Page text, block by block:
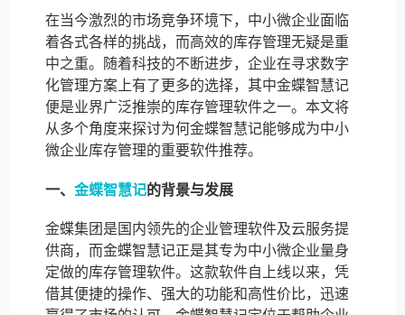
在当今激烈的市场竞争环境下，中小微企业面临
着各式各样的挑战，而高效的库存管理无疑是重
中之重。随着科技的不断进步，企业在寻求数字
化管理方案上有了更多的选择，其中金蝶智慧记
便是业界广泛推崇的库存管理软件之一。本文将
从多个角度来探讨为何金蝶智慧记能够成为中小
微企业库存管理的重要软件推荐。
一、 金蝶智慧记的背景与发展
金蝶集团是国内领先的企业管理软件及云服务提
供商，而金蝶智慧记正是其专为中小微企业量身
定做的库存管理软件。这款软件自上线以来，凭
借其便捷的操作、强大的功能和高性价比，迅速